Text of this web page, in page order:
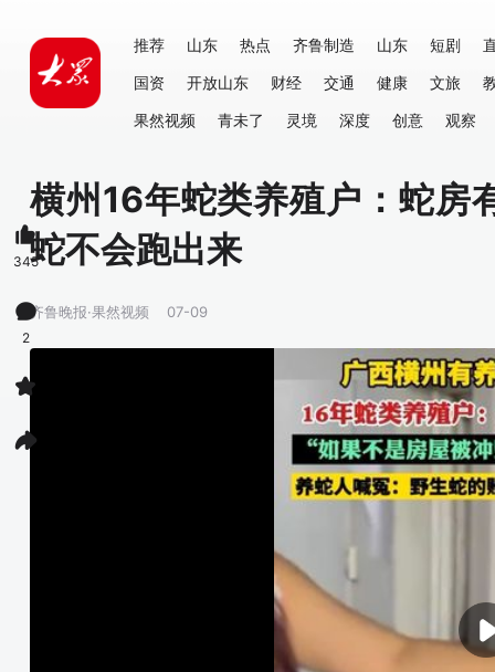
推荐 山东 热点 齐鲁制造 山东 短剧
国资
开放山东 财经 交通 健康 文旅
果然视频
青未了 灵境 深度 创意 观察
横州16年蛇类养殖户：蛇房
蛇不会跑出来
齐鲁晚报·果然视频 07-09
345
2